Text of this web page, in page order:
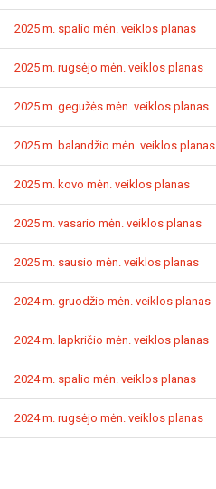
2025 m. spalio mėn. veiklos planas
2025 m. rugsėjo mėn. veiklos planas
2025 m. gegužės mėn. veiklos planas
2025 m. balandžio mėn. veiklos planas
2025 m. kovo mėn. veiklos planas
2025 m. vasario mėn. veiklos planas
2025 m. sausio mėn. veiklos planas
2024 m. gruodžio mėn. veiklos planas
2024 m. lapkričio mėn. veiklos planas
2024 m. spalio mėn. veiklos planas
2024 m. rugsėjo mėn. veiklos planas